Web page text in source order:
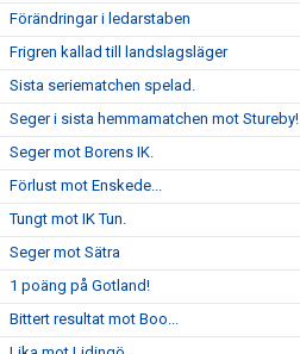
Förändringar i ledarstaben
Frigren kallad till landslagsläger
Sista seriematchen spelad.
Seger i sista hemmamatchen mot Stureby!
Seger mot Borens IK.
Förlust mot Enskede...
Tungt mot IK Tun.
Seger mot Sätra
1 poäng på Gotland!
Bittert resultat mot Boo...